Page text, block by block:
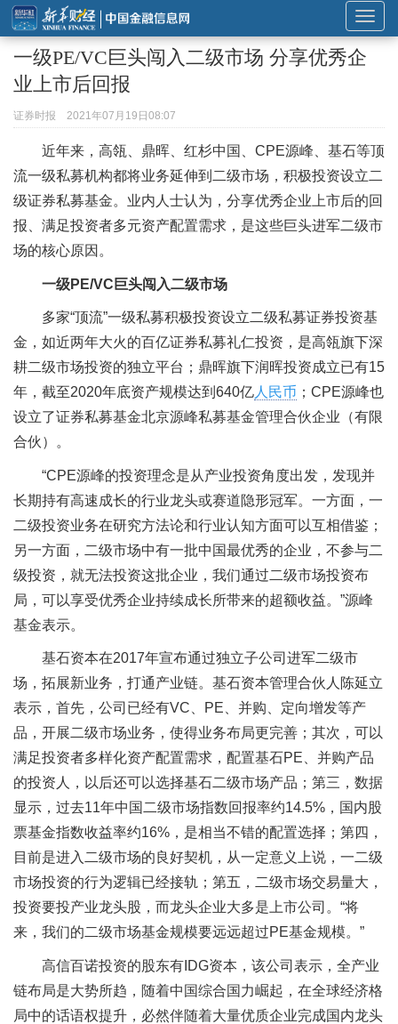
展
开
或
导
航
一级PE/VC巨头闯入二级市场 分享优秀企
业上市后回报
证券时报 2021年07月19日08:07
近年来，高瓴、鼎晖、红杉中国、CPE源峰、基石等顶
流一级私募机构都将业务延伸到二级市场，积极投资设立二
级证券私募基金。业内人士认为，分享优秀企业上市后的回
报、满足投资者多元资产配置需求，是这些巨头进军二级市
场的核心原因。
一级PE/VC巨头闯入二级市场
多家“顶流”一级私募积极投资设立二级私募证券投资基
金，如近两年大火的百亿证券私募礼仁投资，是高瓴旗下深
耕二级市场投资的独立平台；鼎晖旗下润晖投资成立已有15
年，截至2020年底资产规模达到640亿 人民币 ；CPE源峰也
设立了证券私募基金北京源峰私募基金管理合伙企业（有限
合伙）。
“CPE源峰的投资理念是从产业投资角度出发，发现并
长期持有高速成长的行业龙头或赛道隐形冠军。一方面，一
二级投资业务在研究方法论和行业认知方面可以互相借鉴；
另一方面，二级市场中有一批中国最优秀的企业，不参与二
级投资，就无法投资这批企业，我们通过二级市场投资布
局，可以享受优秀企业持续成长所带来的超额收益。”源峰
基金表示。
基石资本在2017年宣布通过独立子公司进军二级市
场，拓展新业务，打通产业链。基石资本管理合伙人陈延立
表示，首先，公司已经有VC、PE、并购、定向增发等产
品，开展二级市场业务，使得业务布局更完善；其次，可以
满足投资者多样化资产配置需求，配置基石PE、并购产品
的投资人，以后还可以选择基石二级市场产品；第三，数据
显示，过去11年中国二级市场指数回报率约14.5%，国内股
票基金指数收益率约16%，是相当不错的配置选择；第四，
目前是进入二级市场的良好契机，从一定意义上说，一二级
市场投资的行为逻辑已经接轨；第五，二级市场交易量大，
投资要投产业龙头股，而龙头企业大多是上市公司。“将
来，我们的二级市场基金规模要远远超过PE基金规模。”
高信百诺投资的股东有IDG资本，该公司表示，全产业
链布局是大势所趋，随着中国综合国力崛起，在全球经济格
局中的话语权提升，必然伴随着大量优质企业完成国内龙头